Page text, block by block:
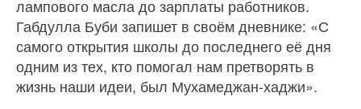
лампового масла до зарплаты работников.
Габдулла Буби запишет в своём дневнике: «С
самого открытия школы до последнего её дня
одним из тех, кто помогал нам претворять в
жизнь наши идеи, был Мухамеджан-хаджи».